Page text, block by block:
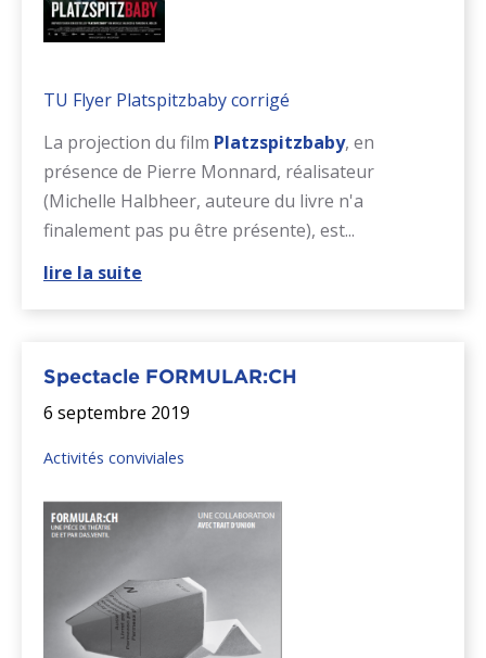
TU Flyer Platspitzbaby corrigé
La projection du film Platzspitzbaby, en
présence de Pierre Monnard, réalisateur
(Michelle Halbheer, auteure du livre n'a
finalement pas pu être présente), est...
lire la suite
Spectacle FORMULAR:CH
6 septembre 2019
Activités conviviales